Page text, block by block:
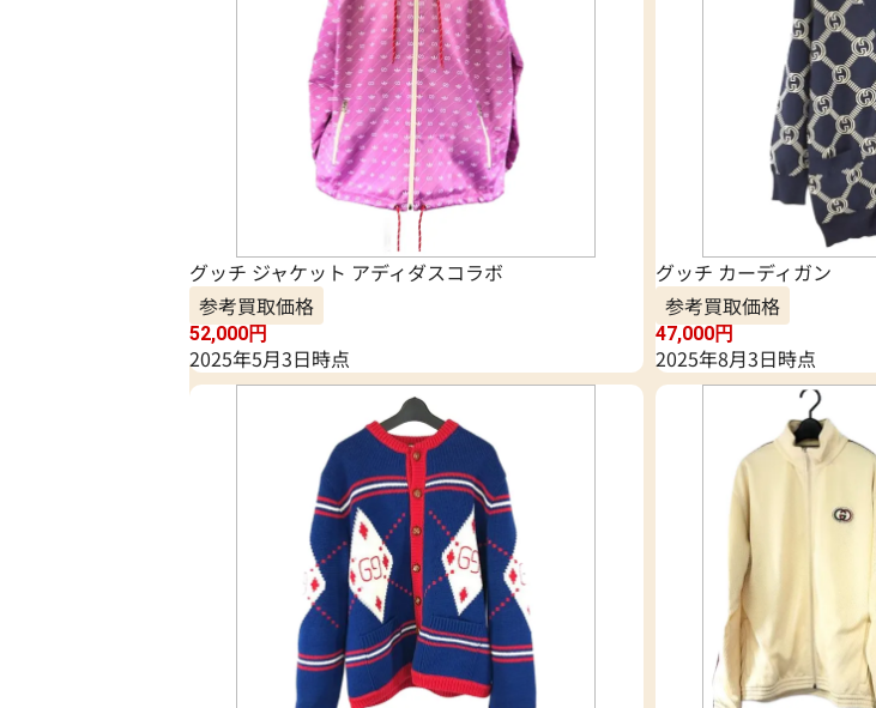
グッチ ジャケット アディダスコラボ
参考買取価格
52,000円
2025年5月3日時点
グッチ カーディガン
参考買取価格
47,000円
2025年8月3日時点